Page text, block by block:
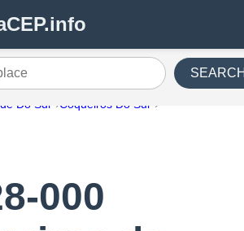
Do Sul
Coqueiros Do Sul
000